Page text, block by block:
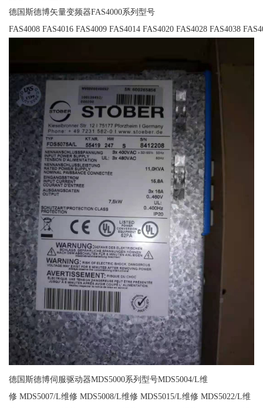
德国斯德博矢量变频器FAS4000系列型号
FAS4008 FAS4016 FAS4009 FAS4014 FAS4020 FAS4028 FAS4038
德国斯德博伺服驱动器MDS5000系列型号MDS5004/L维
修 MDS5007/L维修 MDS5008/L维修 MDS5015/L维修 MDS5022/L维